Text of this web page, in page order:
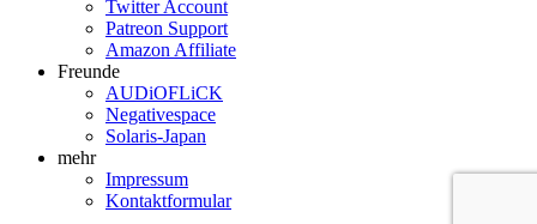
Twitter Account
Patreon Support
Amazon Affiliate
Freunde
AUDiOFLiCK
Negativespace
Solaris-Japan
mehr
Impressum
Kontaktformular